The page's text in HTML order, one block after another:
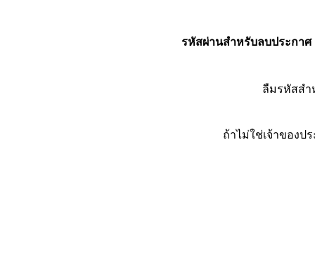
รหัสผ่านสำหรับลบประกาศ
ลืมรหัสส
ถ้าไม่ใช่เจ้าของป